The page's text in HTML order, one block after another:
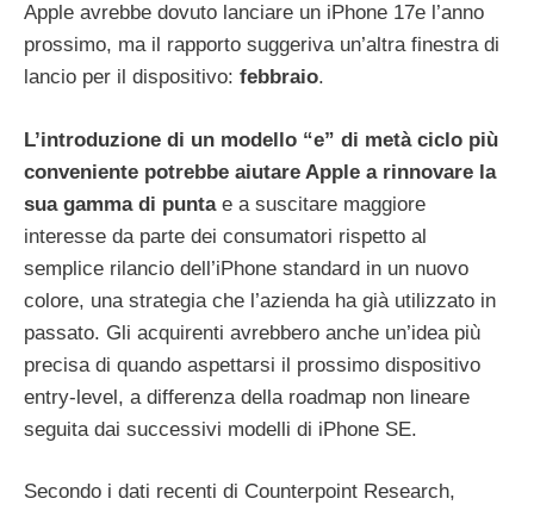
Apple avrebbe dovuto lanciare un iPhone 17e l’anno
prossimo, ma il rapporto suggeriva un’altra finestra di
lancio per il dispositivo: febbraio.
L’introduzione di un modello “e” di metà ciclo più
conveniente potrebbe aiutare Apple a rinnovare la
sua gamma di puntae a suscitare maggiore
interesse da parte dei consumatori rispetto al
semplice rilancio dell’iPhone standard in un nuovo
colore, una strategia che l’azienda ha già utilizzato in
passato. Gli acquirenti avrebbero anche un’idea più
precisa di quando aspettarsi il prossimo dispositivo
entry-level, a differenza della roadmap non lineare
seguita dai successivi modelli di iPhone SE.
Secondo i dati recenti di Counterpoint Research,